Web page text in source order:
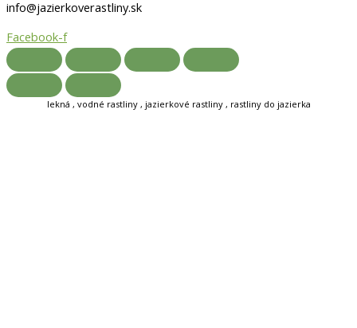
info@jazierkoverastliny.sk
Facebook-f
lekná , vodné rastliny , jazierkové rastliny , rastliny do jazierka